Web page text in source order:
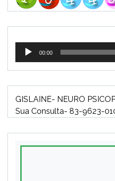
Tocador
áudio
00:00
GISLAINE- NEURO
Sua Consulta- 83-9623-